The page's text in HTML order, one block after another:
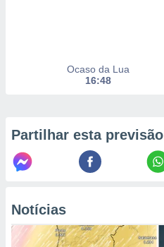
seus
se
ou opor-
qualquer
Ocaso da Lua
16:48
Partilhar esta previsão
Notícias